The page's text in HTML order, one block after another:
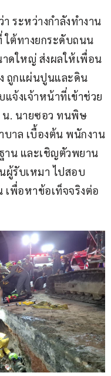
ระหว่างกำลังทำงาน
ต้ทางยกระดับถนน
าดใหญ่ ส่งผลให้เพื่อน
ถูกแผ่นปูนและดิน
จ้งเจ้าหน้าที่เข้าช่วย
น. นายซอว ทนพิษ
บาล เบื้องต้น พนักงาน
าน และเชิญตัวพยาน
ผู้รับเหมา ไปสอบ
เพื่อหาข้อเท็จจริงต่อ